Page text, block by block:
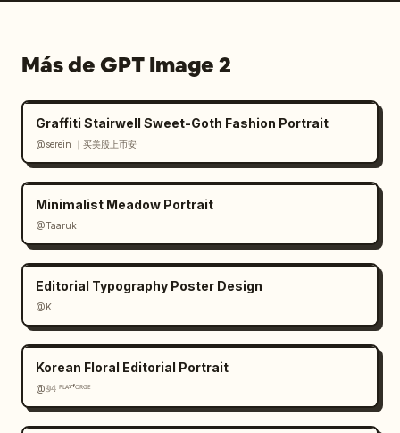
Más de GPT Image 2
Graffiti Stairwell Sweet-Goth Fashion Portrait
@serein ｜买美股上币安
Minimalist Meadow Portrait
@Taaruk
Editorial Typography Poster Design
@K
Korean Floral Editorial Portrait
@𝟡𝟜 ᴾᴸᴬʸᶠᴼᴿᴳᴱ